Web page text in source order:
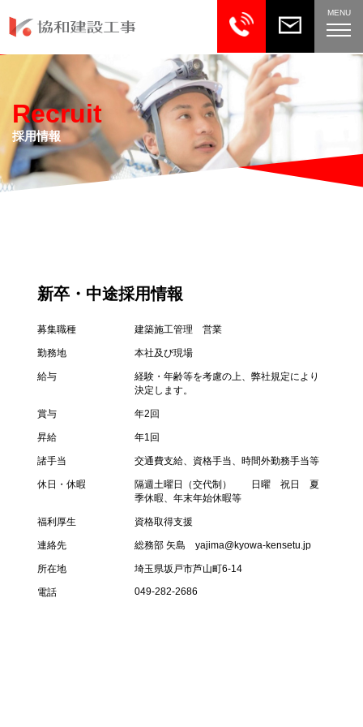
MENU
Recruit
採用情報
新卒・中途採用情報
募集職種 建築施工管理 営業
勤務地 本社及び現場
給与
経験・年齢等を考慮の上、弊社規定により
決定します。
賞与 年2回
昇給 年1回
諸手当 交通費支給、資格手当、時間外勤務手当等
休日・休暇
隔週土曜日（交代制） 日曜 祝日 夏
季休暇、年末年始休暇等
福利厚生 資格取得支援
連絡先 総務部 矢島 yajima@kyowa-kensetu.jp
所在地 埼玉県坂戸市芦山町6-14
電話 049-282-2686